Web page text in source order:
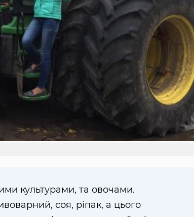
культурами, та овочами.
соя, ріпак, а цього